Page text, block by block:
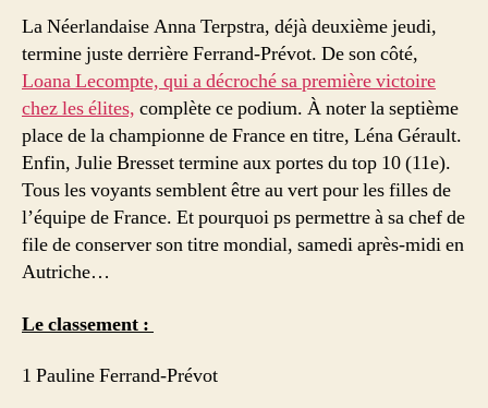
La Néerlandaise Anna Terpstra, déjà deuxième jeudi,
termine juste derrière Ferrand-Prévot. De son côté,
Loana Lecompte, qui a décroché sa première victoire
chez les élites, complète ce podium. À noter la septième
place de la championne de France en titre, Léna Gérault.
Enfin, Julie Bresset termine aux portes du top 10 (11e).
Tous les voyants semblent être au vert pour les filles de
l’équipe de France. Et pourquoi ps permettre à sa chef de
file de conserver son titre mondial, samedi après-midi en
Autriche…
Le classement :
1 Pauline Ferrand-Prévot